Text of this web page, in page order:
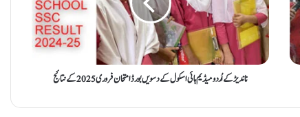
ی
ڑ
ک
و
ناندیڑ کے اُردو میڈیم ہائی اسکول کے دسویں بورڈ امتحان فروری 2025 کے نتائج